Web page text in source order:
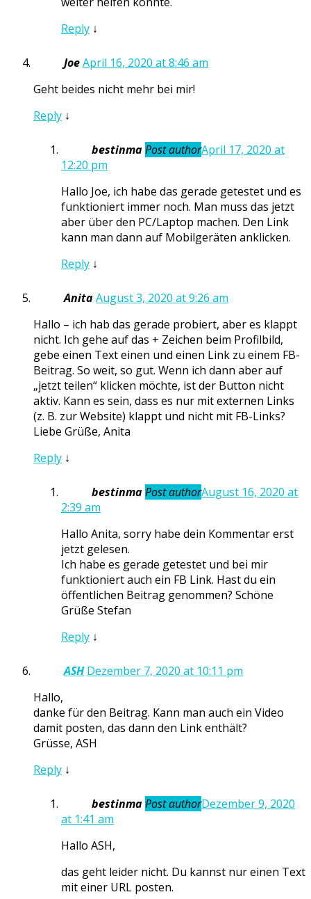
Reply ↓
JoeApril 16, 2020 at 8:46 am
Geht beides nicht mehr bei mir!
Reply ↓
bestinmaPost authorApril 17, 2020 at
12:20 pm
Hallo Joe, ich habe das gerade getestet und es
funktioniert immer noch. Man muss das jetzt
aber über den PC/Laptop machen. Den Link
kann man dann auf Mobilgeräten anklicken.
Reply ↓
AnitaAugust 3, 2020 at 9:26 am
Hallo – ich hab das gerade probiert, aber es klappt
nicht. Ich gehe auf das + Zeichen beim Profilbild,
gebe einen Text einen und einen Link zu einem FB-
Beitrag. So weit, so gut. Wenn ich dann aber auf
„jetzt teilen“ klicken möchte, ist der Button nicht
aktiv. Kann es sein, dass es nur mit externen Links
(z. B. zur Website) klappt und nicht mit FB-Links?
Liebe Grüße, Anita
Reply ↓
bestinmaPost authorAugust 16, 2020 at
2:39 am
Hallo Anita, sorry habe dein Kommentar erst
jetzt gelesen.
Ich habe es gerade getestet und bei mir
funktioniert auch ein FB Link. Hast du ein
öffentlichen Beitrag genommen? Schöne
Grüße Stefan
Reply ↓
ASH Dezember 7, 2020 at 10:11 pm
Hallo,
danke für den Beitrag. Kann man auch ein Video
damit posten, das dann den Link enthält?
Grüsse, ASH
Reply ↓
bestinmaPost authorDezember 9, 2020
at 1:41 am
Hallo ASH,
das geht leider nicht. Du kannst nur einen Text
mit einer URL posten.